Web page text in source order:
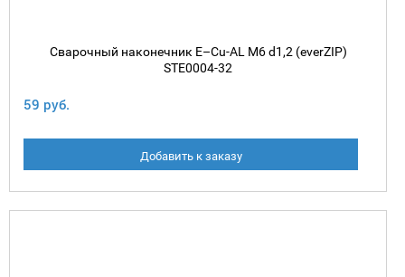
Сварочный наконечник E–Cu-AL М6 d1,2 (everZIP)
STE0004-32
59 руб.
Добавить к заказу